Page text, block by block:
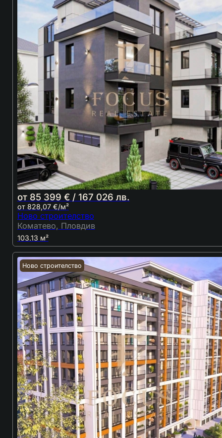
от 85 399 € / 167 026 лв.
от 828,07 €/м²
Ново строителство
Коматево, Пловдив
103.13 м²
Ново строителство